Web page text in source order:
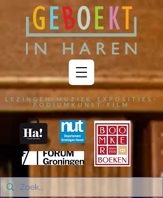
LEZINGEN-MUZIEK-EXPOSITIES-
PODIUMKUNST-FILM